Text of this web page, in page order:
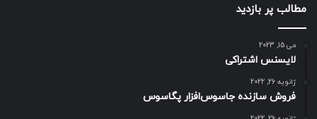
کشیده است.
مطالب پر بازدید
می 15, 2023
لایسنس اشتراکی
ژانویه 26, 2022
فروش سازنده جاسوس‌افزار پگاسوس